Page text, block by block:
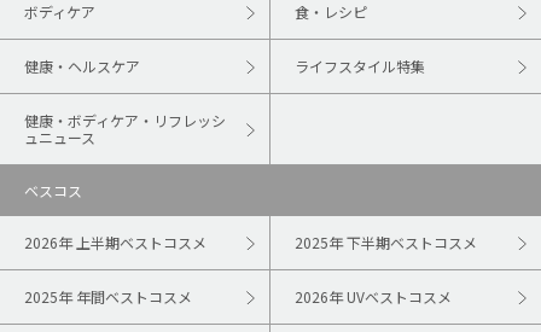
ボディケア 食・レシピ
健康・ヘルスケア ライフスタイル特集
健康・ボディケア・リフレッシ
ュニュース
ベスコス
2026年 上半期ベストコスメ 2025年 下半期ベストコスメ
2025年 年間ベストコスメ 2026年 UVベストコスメ